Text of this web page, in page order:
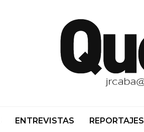
ENTREVISTAS REPORTAJES